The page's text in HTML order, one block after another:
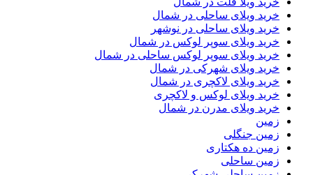
خرید ویلای ساحلی در شمال
خرید ویلای ساحلی در نوشهر
خرید ویلای سوپر لوکس در شمال
خرید ویلای سوپر لوکس ساحلی در شمال
خرید ویلای شهرکی در شمال
خرید ویلای لاکچری در شمال
خرید ویلای لوکس و لاکچری
خرید ویلای مدرن در شمال
زمین
زمین جنگلی
زمین ده هکتاری
زمین ساحلی